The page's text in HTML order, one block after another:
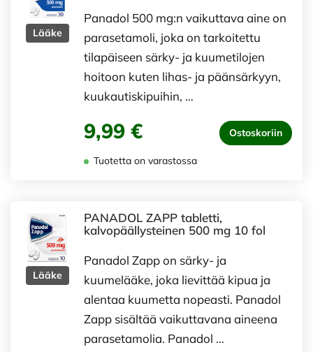
Lääke
Panadol 500 mg:n vaikuttava aine on
parasetamoli, joka on tarkoitettu
tilapäiseen särky- ja kuumetilojen
hoitoon kuten lihas- ja päänsärkyyn,
kuukautiskipuihin, …
9,99 € Ostoskoriin
Tuotetta on varastossa
Lääke
PANADOL ZAPP tabletti,
kalvopäällysteinen 500 mg 10 fol
Panadol Zapp on särky- ja
kuumelääke, joka lievittää kipua ja
alentaa kuumetta nopeasti. Panadol
Zapp sisältää vaikuttavana aineena
parasetamolia. Panadol …